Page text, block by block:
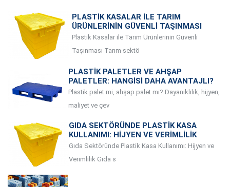
PLASTIK KASALAR ILE TARIM
ÜRÜNLERININ GÜVENLI TAŞINMASI
Plastik Kasalar ile Tarım Ürünlerinin Güvenli
Taşınması Tarım sektö
PLASTIK PALETLER VE AHŞAP
PALETLER: HANGISI DAHA AVANTAJLI?
Plastik palet mi, ahşap palet mi? Dayanıklılık, hijyen,
maliyet ve çev
GIDA SEKTÖRÜNDE PLASTIK KASA
KULLANIMI: HIJYEN VE VERIMLILIK
Gıda Sektöründe Plastik Kasa Kullanımı: Hijyen ve
Verimlilik Gıda s